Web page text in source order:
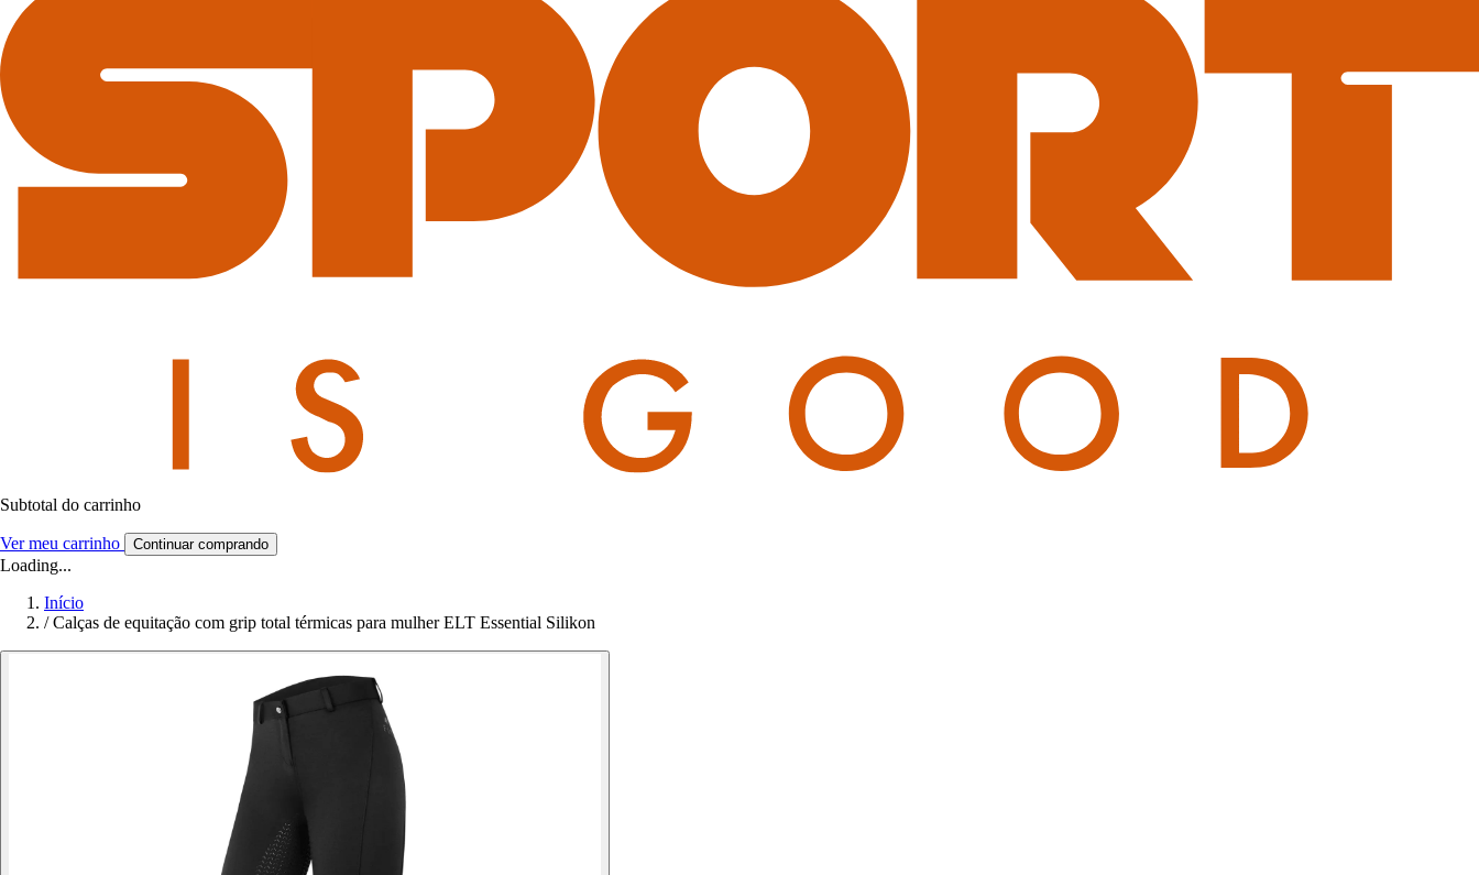
Subtotal do carrinho
Ver meu carrinho Continuar comprando
Loading...
Início
/ Calças de equitação com grip total térmicas para mulher ELT Essential Silikon